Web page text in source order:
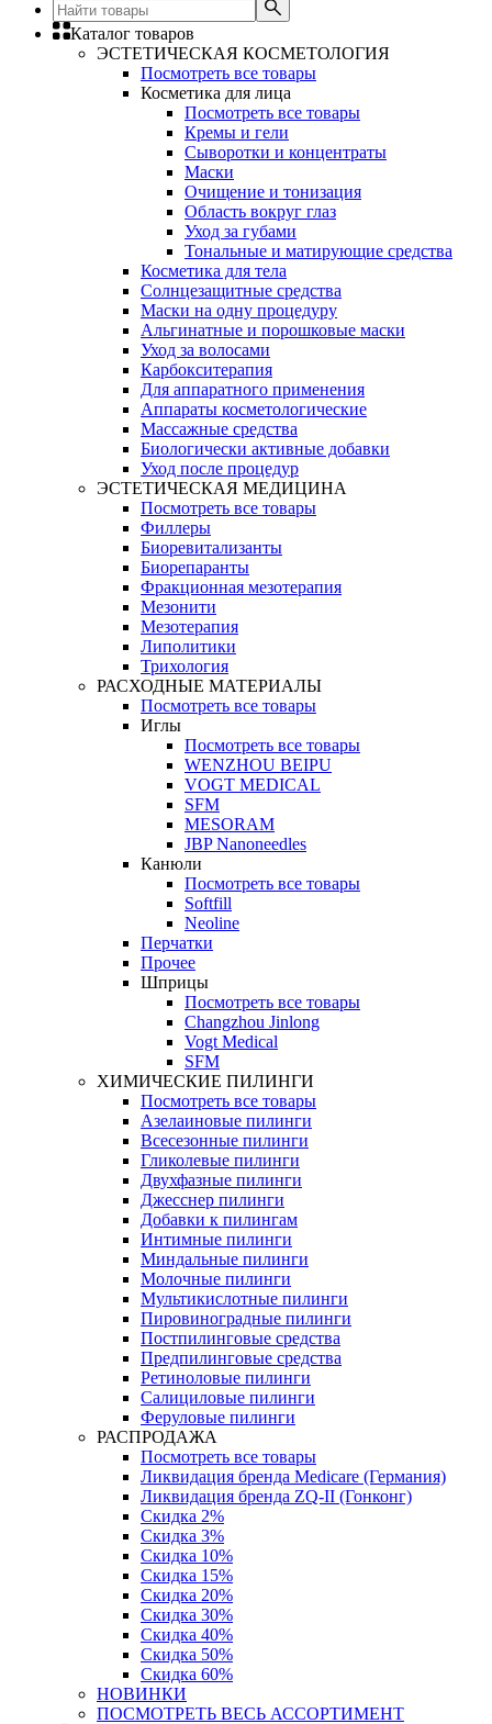
Каталог товаров
ЭСТЕТИЧЕСКАЯ КОСМЕТОЛОГИЯ
Посмотреть все товары
Косметика для лица
Посмотреть все товары
Кремы и гели
Сыворотки и концентраты
Маски
Очищение и тонизация
Область вокруг глаз
Уход за губами
Тональные и матирующие средства
Косметика для тела
Солнцезащитные средства
Маски на одну процедуру
Альгинатные и порошковые маски
Уход за волосами
Карбокситерапия
Для аппаратного применения
Аппараты косметологические
Массажные средства
Биологически активные добавки
Уход после процедур
ЭСТЕТИЧЕСКАЯ МЕДИЦИНА
Посмотреть все товары
Филлеры
Биоревитализанты
Биорепаранты
Фракционная мезотерапия
Мезонити
Мезотерапия
Липолитики
Трихология
РАСХОДНЫЕ МАТЕРИАЛЫ
Посмотреть все товары
Иглы
Посмотреть все товары
WENZHOU BEIPU
VOGT MEDICAL
SFM
MESORAM
JBP Nanoneedles
Канюли
Посмотреть все товары
Softfill
Neoline
Перчатки
Прочее
Шприцы
Посмотреть все товары
Changzhou Jinlong
Vogt Medical
SFM
ХИМИЧЕСКИЕ ПИЛИНГИ
Посмотреть все товары
Азелаиновые пилинги
Всесезонные пилинги
Гликолевые пилинги
Двухфазные пилинги
Джесснер пилинги
Добавки к пилингам
Интимные пилинги
Миндальные пилинги
Молочные пилинги
Мультикислотные пилинги
Пировиноградные пилинги
Постпилинговые средства
Предпилинговые средства
Ретиноловые пилинги
Салициловые пилинги
Феруловые пилинги
РАСПРОДАЖА
Посмотреть все товары
Ликвидация бренда Medicare (Германия)
Ликвидация бренда ZQ-II (Гонконг)
Скидка 2%
Скидка 3%
Скидка 10%
Скидка 15%
Скидка 20%
Скидка 30%
Скидка 40%
Скидка 50%
Скидка 60%
НОВИНКИ
ПОСМОТРЕТЬ ВЕСЬ АССОРТИМЕНТ